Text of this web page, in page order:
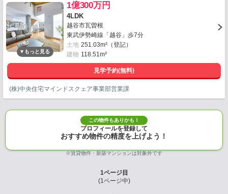
1億300万円
4LDK
越谷市瓦曽根
東武伊勢崎線「越谷」歩7分
土地 251.03m²（登記）
建物 118.51m²
見学予約(無料)
(株)中央住宅マインドスクェア事業部営業課
この物件もありかも！
プロフィールを登録して
おすすめ物件の精度を上げよう！
※賃貸物件・新築マンションは対象外です
1ページ目
(1ページ中)